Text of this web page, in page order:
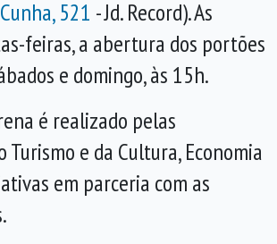
521 - Jd. Record). As
feiras, a abertura dos portões
e domingo, às 15h.
é realizado pelas
Turismo e da Cultura, Economia
em parceria com as